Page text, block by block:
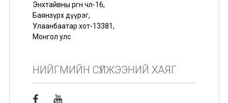
Энхтайвны өргөн чөлөө-16,
Баянзүрх дүүрэг,
Улаанбаатар хот-13381,
Монгол улс
НИЙГМИЙН СҮЛЖЭЭНИЙ ХАЯГ